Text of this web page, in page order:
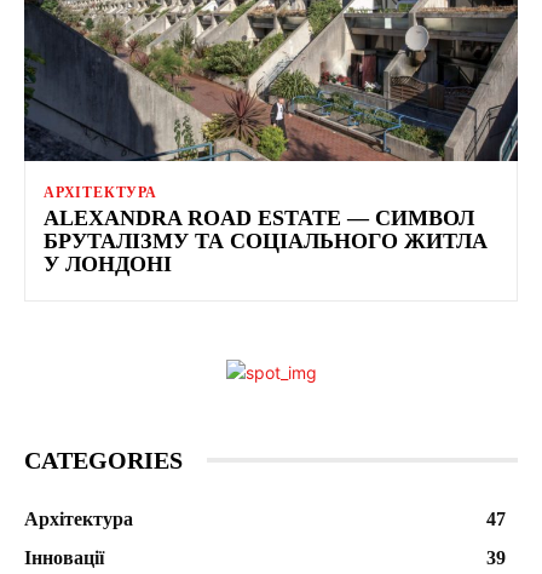
АРХІТЕКТУРА
ALEXANDRA ROAD ESTATE — СИМВОЛ
БРУТАЛІЗМУ ТА СОЦІАЛЬНОГО ЖИТЛА
У ЛОНДОНІ
CATEGORIES
Архітектура
47
Інновації
39